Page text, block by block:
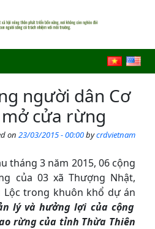
người dân Cơ
cửa rừng
on 23/03/2015 - 00:00bycrdvietnam
tháng 3 năm 2015, 06 cộng
của 03 xã Thượng Nhật,
Lộc trong khuôn khổ dự án
lý và hưởng lợi của cộng
rừng của tỉnh Thừa Thiên